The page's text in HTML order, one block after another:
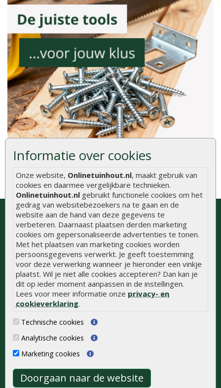
Informatie over cookies
Onze website, Onlinetuinhout.nl, maakt gebruik van
cookies en daarmee vergelijkbare technieken.
Onlinetuinhout.nl gebruikt functionele cookies om het
gedrag van websitebezoekers na te gaan en de
website aan de hand van deze gegevens te
verbeteren. Daarnaast plaatsen derden marketing
cookies om gepersonaliseerde advertenties te tonen.
Met het plaatsen van marketing cookies worden
persoonsgegevens verwerkt. Je geeft toestemming
voor deze verwerking wanneer je hieronder een vinkje
plaatst. Wil je niet alle cookies accepteren? Dan kan je
dit op ieder moment aanpassen in de instellingen.
Lees voor meer informatie onze privacy- en
cookieverklaring.
Technische cookies
Analytische cookies
Marketing cookies
Doorgaan naar de website
Bezoek onze showroom of neem
contact op voor gratis advies
Onlinetuinhout.nl
Kaapstanderweg 41
8243 RB Lelystad
0320 - 258 604
info@onlinetuinhout.nl
Routebeschrijving
Openingstijden
Maandag
Woensdag
08:00 - 17:00
Donderdag
08:00 - 17:00